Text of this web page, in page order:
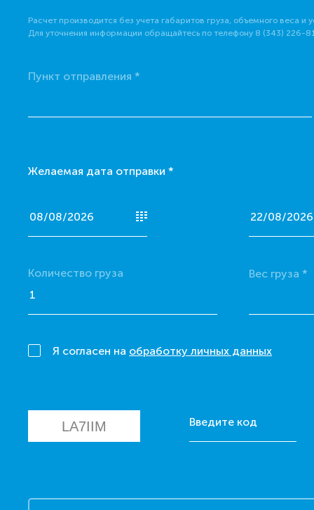
Расчет производится без учета габаритов груза, объемного веса и
Для уточнения информации обращайтесь по телефону 8 (343) 226-
Пункт отправления *
Желаемая дата отправки *
Количество груза Вес груза *
Я согласен на обработку личных данных
Введите код